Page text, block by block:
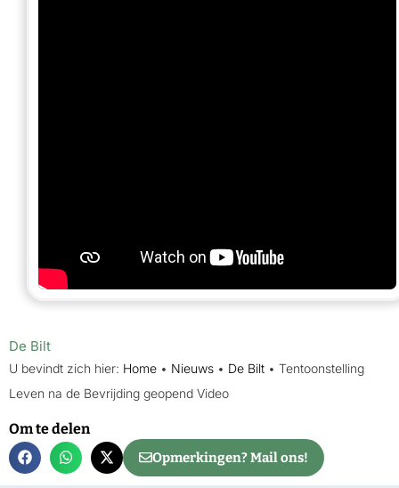
De Bilt
U bevindt zich hier: Home • Nieuws • De Bilt • Tentoonstelling
Leven na de Bevrijding geopend Video
Om te delen
Opmerkingen? Mail ons!